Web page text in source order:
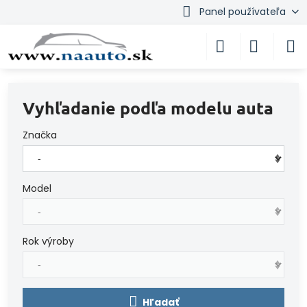
Panel používateľa
Vyhľadanie podľa modelu auta
Značka
Model
Rok výroby
Hľadať